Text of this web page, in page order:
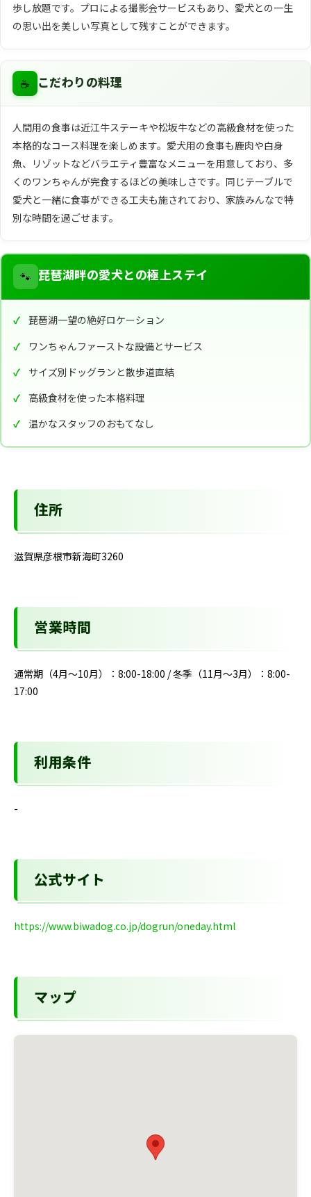
歩し放題です。プロによる撮影会サービスもあり、愛犬との一生
の思い出を美しい写真として残すことができます。
☕ こだわりの料理
人間用の食事は近江牛ステーキや松坂牛などの高級食材を使った
本格的なコース料理を楽しめます。愛犬用の食事も鹿肉や白身
魚、リゾットなどバラエティ豊富なメニューを用意しており、多
くのワンちゃんが完食するほどの美味しさです。同じテーブルで
愛犬と一緒に食事ができる工夫も施されており、家族みんなで特
別な時間を過ごせます。
🐾 琵琶湖畔の愛犬との極上ステイ
琵琶湖一望の絶好ロケーション
ワンちゃんファーストな設備とサービス
サイズ別ドッグランと散歩道直結
高級食材を使った本格料理
温かなスタッフのおもてなし
住所
滋賀県彦根市新海町3260
営業時間
通常期（4月～10月）：8:00-18:00 / 冬季（11月～3月）：8:00-
17:00
利用条件
-
公式サイト
https://www.biwadog.co.jp/dogrun/oneday.html
マップ